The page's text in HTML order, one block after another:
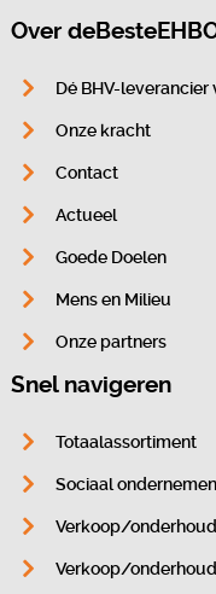
Over
Dé BHV-
Onze kracht
Contact
Actueel
Goede Doelen
Mens en Milieu
Onze partners
Snel navigeren
Totaalassortiment
Sociaal ondernemen
Verkoop/
Verkoop/onderhoud